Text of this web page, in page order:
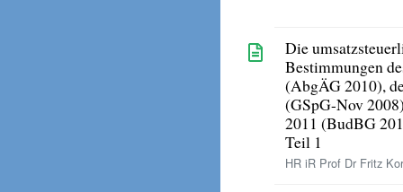
Die
Bestimmungen
(AbgÄG 2010),
(GSpG-Nov
2011 (BudBG
Teil 1
HR iR Prof Dr Fritz